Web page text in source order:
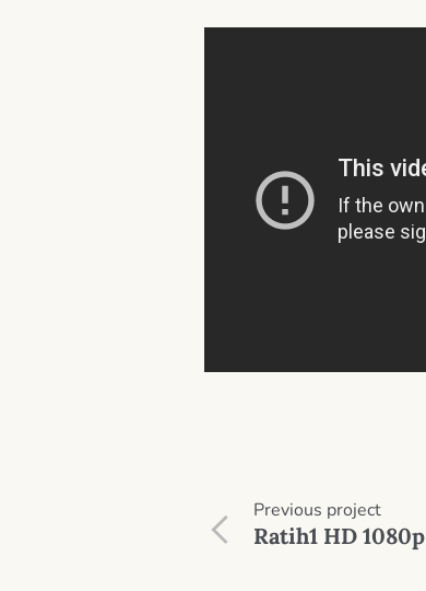
Previous project
Ratih1 HD 1080p